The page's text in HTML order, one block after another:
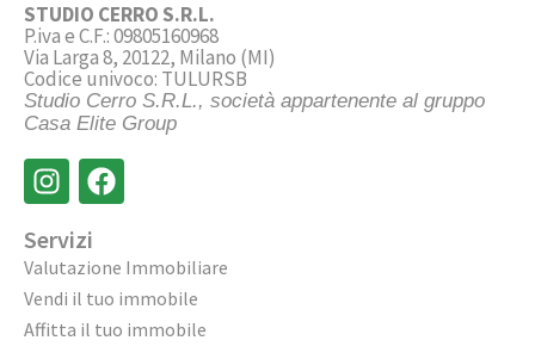
STUDIO CERRO S.R.L.
P.iva e C.F.: 09805160968
Via Larga 8, 20122, Milano (MI)
Codice univoco: TULURSB
Studio Cerro S.R.L., società appartenente al gruppo
Casa Elite Group
Servizi
Valutazione Immobiliare
Vendi il tuo immobile
Affitta il tuo immobile